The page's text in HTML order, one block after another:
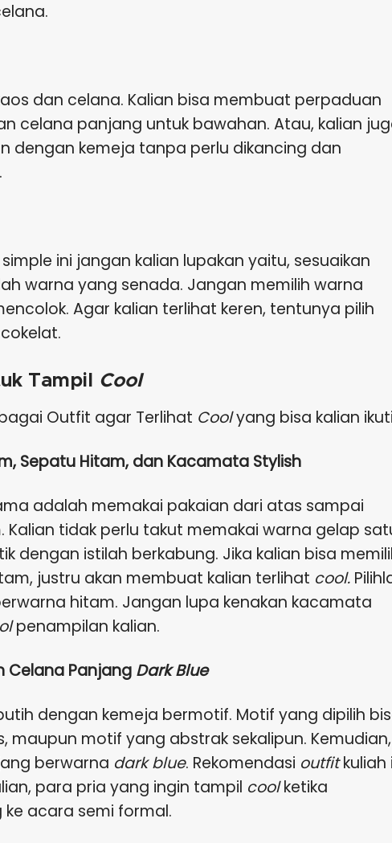
dan celana. Kalian bisa membuat perpaduan
celana panjang untuk bawahan. Atau, kalian
dengan kemeja tanpa perlu dikancing dan
ini jangan kalian lupakan yaitu, sesuaikan
warna yang senada. Jangan memilih warna
Agar kalian terlihat keren, tentunya pilih
Tampil Cool
Outfit agar Terlihat Coolyang bisa kalian
Sepatu Hitam, dan Kacamata Stylish
adalah memakai pakaian dari atas sampai
tidak perlu takut memakai warna gelap
dengan istilah berkabung. Jika kalian bisa
justru akan membuat kalian terlihat cool.
hitam. Jangan lupa kenakan kacamata
penampilan kalian.
Celana Panjang Dark Blue
dengan kemeja bermotif. Motif yang dipilih
motif yang abstrak sekalipun. Kemudian,
berwarna dark blue. Rekomendasi outfitkuliah
para pria yang ingin tampil coolketika
acara semi formal.